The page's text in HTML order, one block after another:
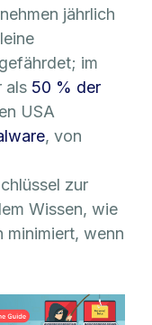
jährlich
im
als 50 % der
USA
, von
zur
Wissen, wie
minimiert, wenn